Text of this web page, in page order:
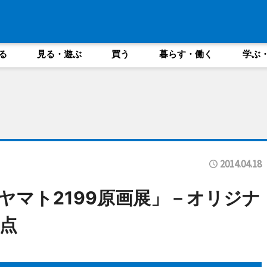
見る・遊ぶ 買う 暮らす・働く 学ぶ
2014.04.18
マト2199原画展」－オリジナ